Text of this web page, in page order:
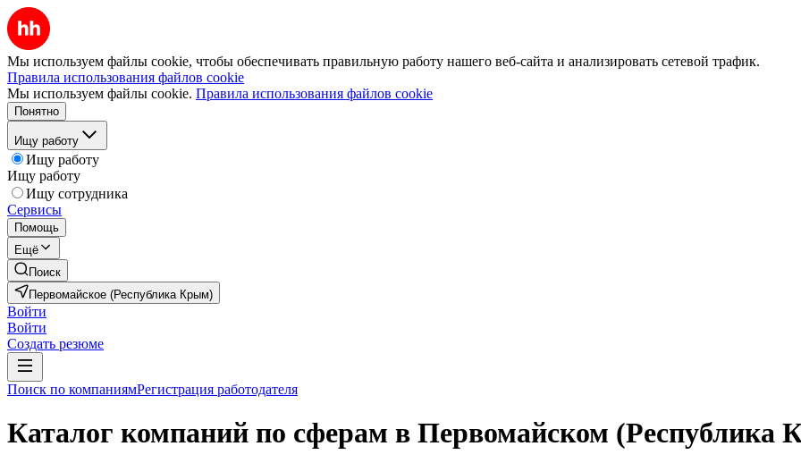
Мы используем файлы cookie, чтобы обеспечивать правильную работу нашего веб-сайта и анализировать сетевой трафик.
Правила использования файлов cookie
Мы используем файлы cookie. Правила использования файлов cookie
Понятно
Ищу работу
Ищу работу
Ищу работу
Ищу сотрудника
Сервисы
Помощь
Ещё
Поиск
Первомайское (Республика Крым)
Войти
Войти
Создать резюме
Поиск по компаниямРегистрация работодателя
Каталог компаний по сферам в Первомайском (Республика